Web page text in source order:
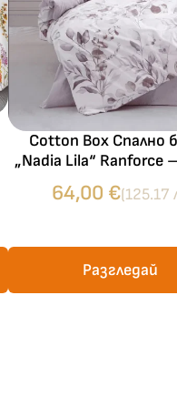
Cotton Box Спално
„Nadia Lila“ Ranforce
памук ранфорс – 5
за спалня с два
64,00 €(125.17
Разгледай